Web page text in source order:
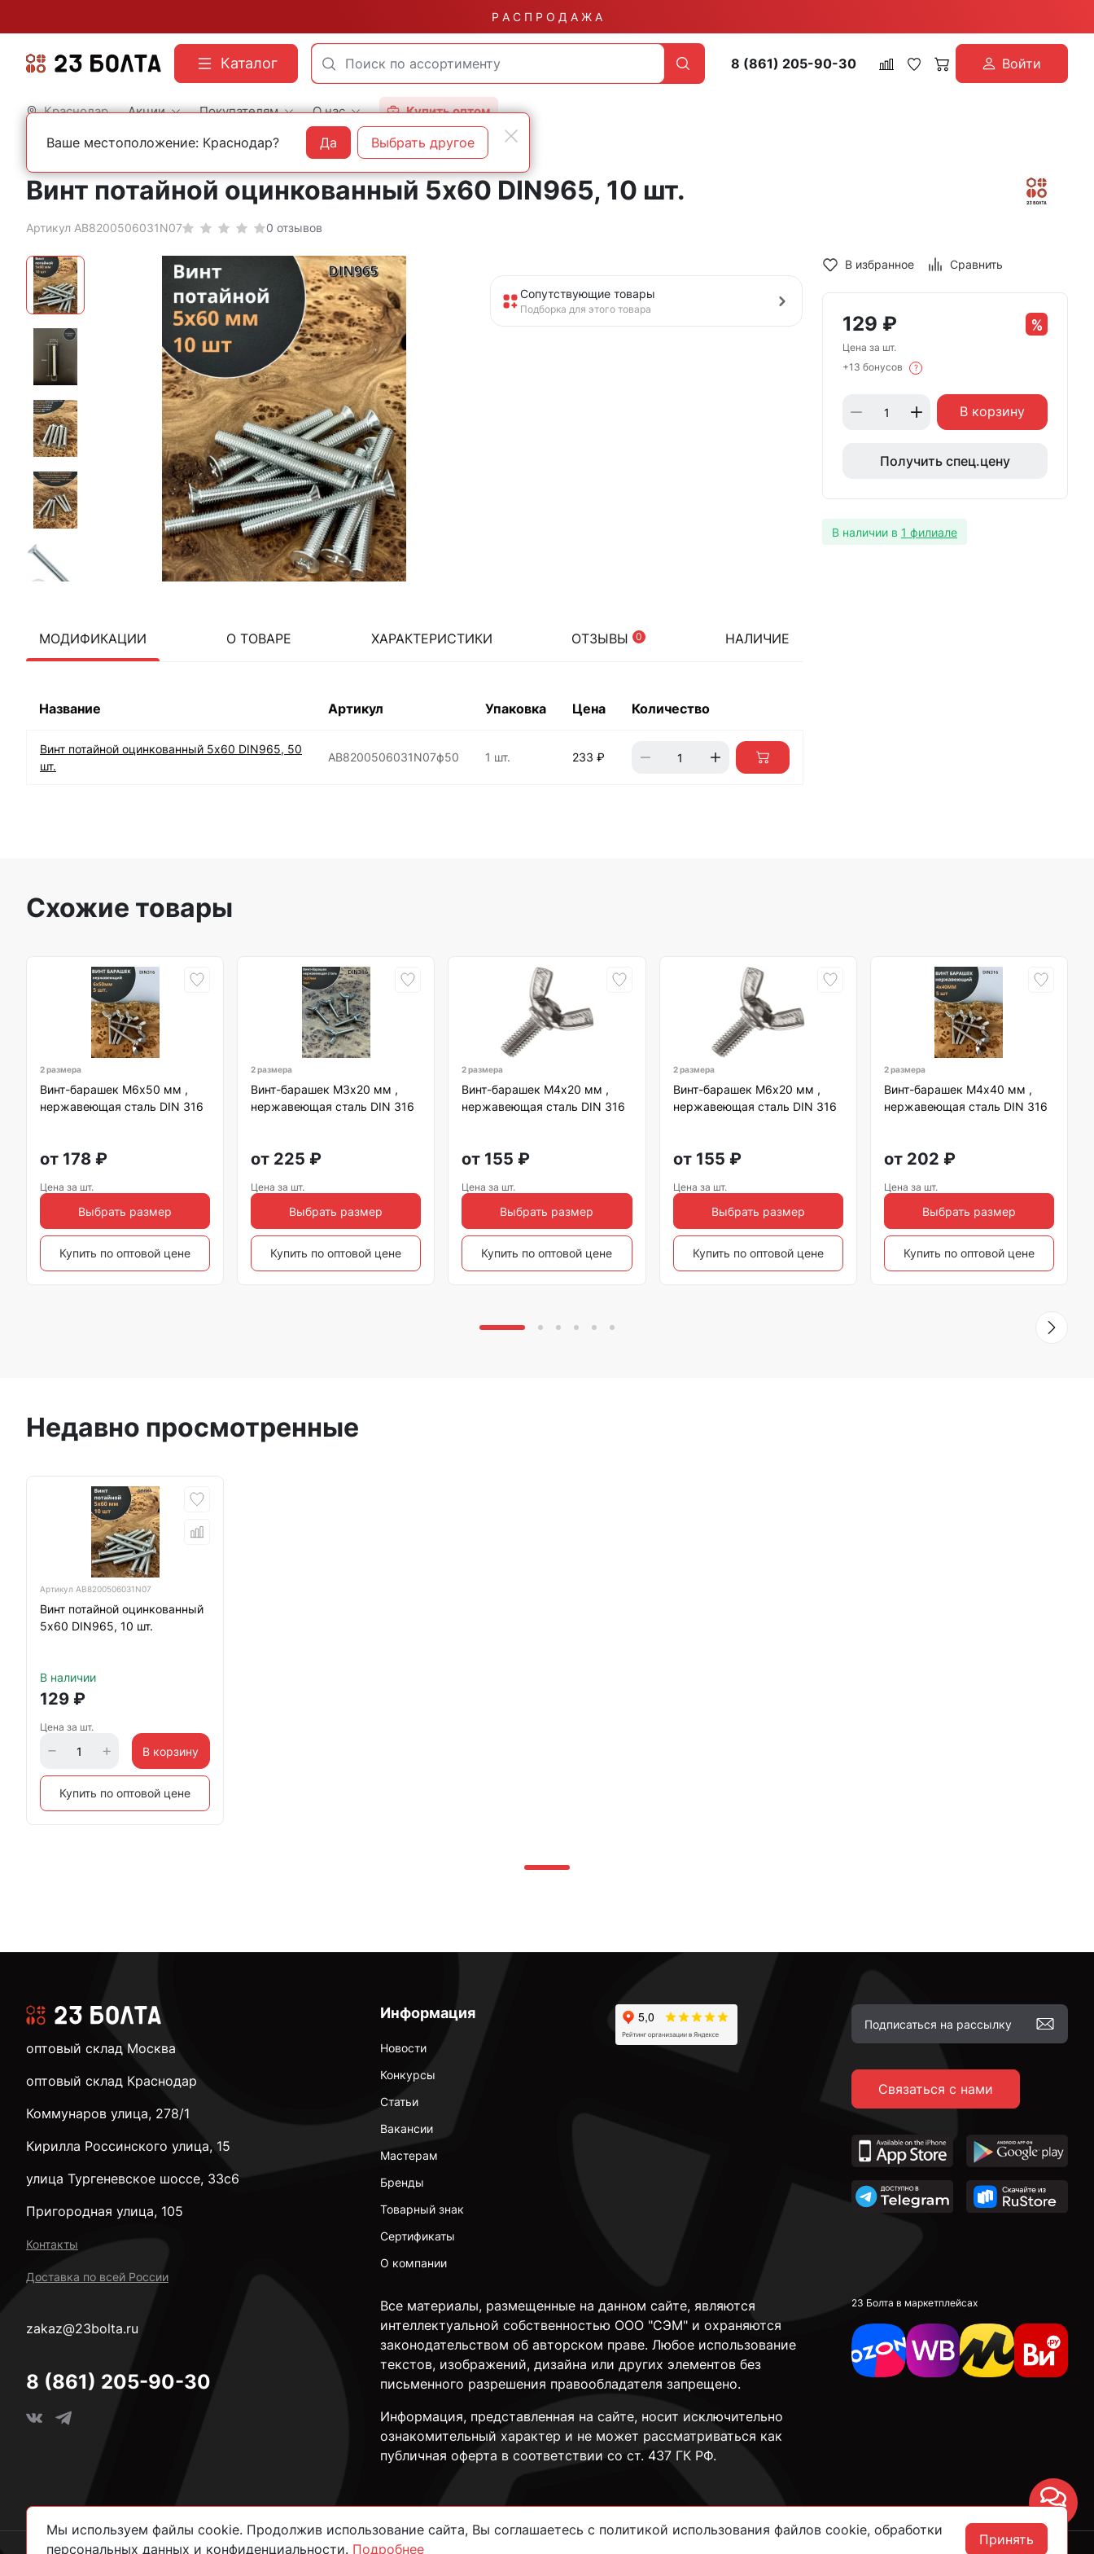
Р А С П Р О Д А Ж А
Каталог 8 (861) 205-90-30 Войти
Краснодар Акции Покупателям О нас Купить оптом
Главная Фасованный крепеж Винты
Винт потайной оцинкованный 5х60 DIN965, 10 шт.
Артикул АВ8200506031N07 0 отзывов
Сопутствующие товары
Подборка для этого товара
МОДИФИКАЦИИ О ТОВАРЕ ХАРАКТЕРИСТИКИ ОТЗЫВЫ 0 НАЛИЧИЕ
Название Артикул Упаковка Цена Количество
Винт потайной оцинкованный 5х60 DIN965, 50
шт.
АВ8200506031N07ф50 1 шт. 233 ₽
В избранное Сравнить
129 ₽
Цена за шт.
+13 бонусов
?
В корзину
Получить спец.цену
В наличии в 1 филиале
Схожие товары
2 размера
Винт-барашек М6х50 мм ,
нержавеющая сталь DIN 316
от 178 ₽
Цена за шт.
Выбрать размер
Купить по оптовой цене
2 размера
Винт-барашек М3х20 мм ,
нержавеющая сталь DIN 316
от 225 ₽
Цена за шт.
Выбрать размер
Купить по оптовой цене
2 размера
Винт-барашек М4х20 мм ,
нержавеющая сталь DIN 316
от 155 ₽
Цена за шт.
Выбрать размер
Купить по оптовой цене
2 размера
Винт-барашек М6х20 мм ,
нержавеющая сталь DIN 316
от 155 ₽
Цена за шт.
Выбрать размер
Купить по оптовой цене
2 размера
Винт-барашек М4х40 мм ,
нержавеющая сталь DIN 316
от 202 ₽
Цена за шт.
Выбрать размер
Купить по оптовой цене
Недавно просмотренные
Артикул АВ8200506031N07
Винт потайной оцинкованный
5х60 DIN965, 10 шт.
В наличии
129 ₽
Цена за шт.
В корзину
Купить по оптовой цене
Информация
Новости
Конкурсы
Статьи
Вакансии
Мастерам
Бренды
Товарный знак
Сертификаты
О компании
Связаться с нами
Все материалы, размещенные на данном сайте, являются
интеллектуальной собственностью ООО "СЭМ" и охраняются
законодательством об авторском праве. Любое использование
текстов, изображений, дизайна или других элементов без
письменного разрешения правообладателя запрещено.
Информация, представленная на сайте, носит исключительно
ознакомительный характер и не может рассматриваться как
публичная оферта в соответствии со ст. 437 ГК РФ.
23 Болта в маркетплейсах
оптовый склад Москва
оптовый склад Краснодар
Коммунаров улица, 278/1
Кирилла Россинского улица, 15
улица Тургеневское шоссе, 33с6
Пригородная улица, 105
Контакты
Доставка по всей России
zakaz@23bolta.ru
8 (861) 205-90-30
Мы используем файлы cookie. Продолжив использование сайта, Вы соглашаетесь с политикой использования файлов cookie, обработки
персональных данных и конфиденциальности. Подробнее
Принять
Ваше местоположение: Краснодар? Да Выбрать другое